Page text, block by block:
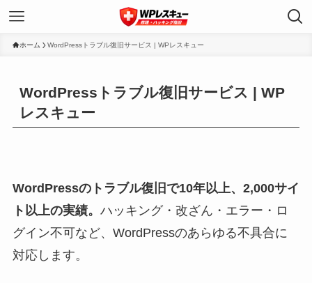
ホーム WordPressトラブル復旧サービス | WPレスキュー
WordPressトラブル復旧サービス | WP
レスキュー
WordPressのトラブル復旧で10年以上、2,000サイ
ト以上の実績。 ハッキング・改ざん・エラー・ロ
グイン不可など、WordPressのあらゆる不具合に
対応します。